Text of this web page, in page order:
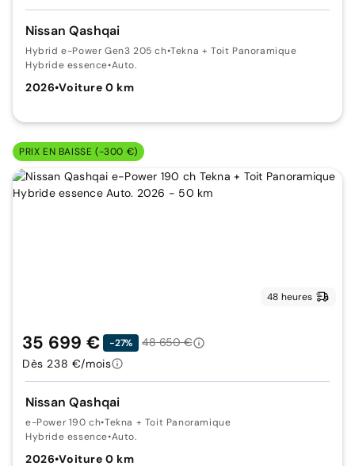
Nissan Qashqai
Hybrid e-Power Gen3 205 ch•Tekna + Toit Panoramique
Hybride essence•Auto.
2026•Voiture 0 km
PRIX EN BAISSE (-300 €)
48 heures
Nissan Qashqai
e-Power 190 ch•Tekna + Toit Panoramique
Hybride essence•Auto.
2026•Voiture 0 km
35 699 € -27%
48 650 €
Dès 238 €/mois